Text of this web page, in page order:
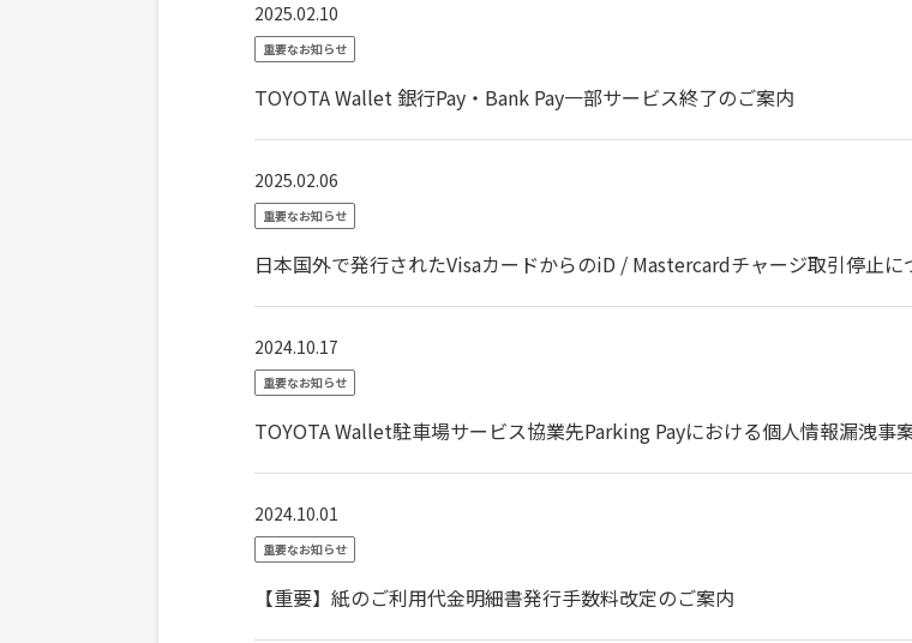
2025.02.10
重要なお知らせ
TOYOTA Wallet 銀行Pay・Bank Pay一部サービス終了のご案内
2025.02.06
重要なお知らせ
日本国外で発行されたVisaカードからのiD / Mastercardチャージ取引停止に
2024.10.17
重要なお知らせ
TOYOTA Wallet駐車場サービス協業先Parking Payにおける個人情報漏洩事
2024.10.01
重要なお知らせ
【重要】紙のご利用代金明細書発行手数料改定のご案内